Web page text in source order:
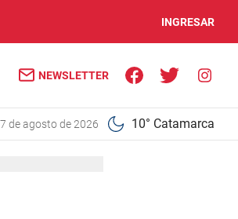
INGRESAR
NEWSLETTER
7 de agosto de 2026 10° Catamarca